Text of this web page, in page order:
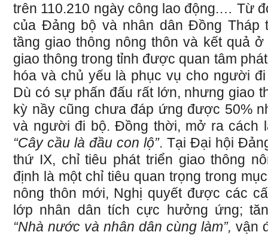
trên 110.210 ngày công lao động.… Từ
của Đảng bộ và nhân dân Đồng Tháp
tầng giao thông nông thôn và kết quả
giao thông trong tỉnh được quan tâm
hóa và chủ yếu là phục vụ cho người
Dù có sự phấn đấu rất lớn, nhưng giao
kỳ nầy cũng chưa đáp ứng được 50%
và người đi bộ. Đồng thời, mở ra cách
“Cây cầu là đầu con lộ”. Tại Đại hội
thứ IX, chỉ tiêu phát triển giao thông
định là một chỉ tiêu quan trọng trong
nông thôn mới, Nghị quyết được các
lớp nhân dân tích cực hưởng ứng;
“Nhà nước và nhân dân cùng làm”, vận